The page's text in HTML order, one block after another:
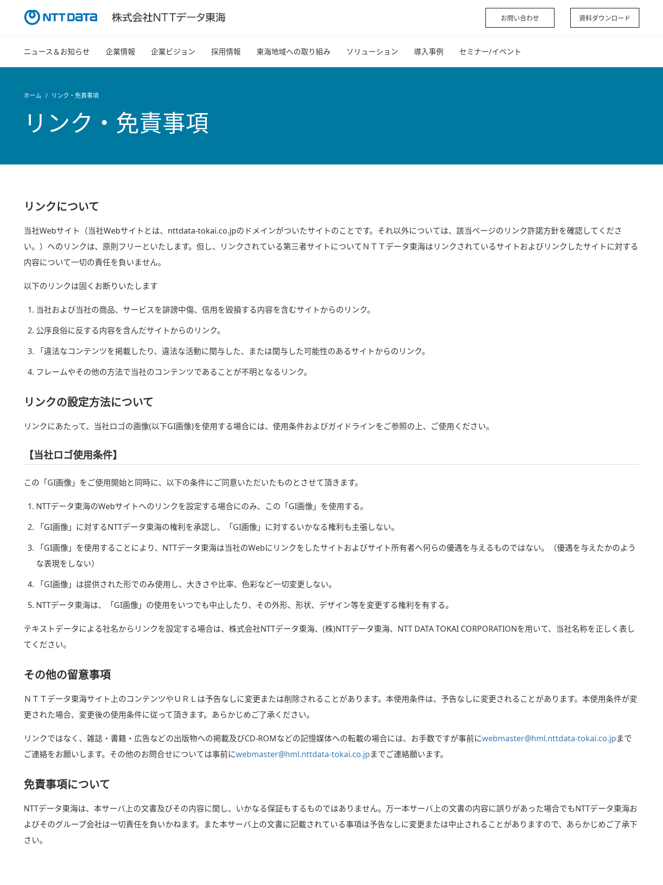
お問い合わせ 資料ダウンロード
ニュース＆お知らせ 企業情報 企業ビジョン 採用情報 東海地域への取り組み ソリューション 導入事例 セミナー/イベント
ホーム リンク・免責事項
リンク・免責事項
リンクについて
当社Webサイト（当社Webサイトとは、nttdata-tokai.co.jpのドメインがついたサイトのことです。それ以外については、該当ページのリンク許諾方針を確認してくださ
い。）へのリンクは、原則フリーといたします。但し、リンクされている第三者サイトについてＮＴＴデータ東海はリンクされているサイトおよびリンクしたサイトに対する
内容について一切の責任を負いません。
以下のリンクは固くお断りいたします
当社および当社の商品、サービスを誹謗中傷、信用を毀損する内容を含むサイトからのリンク。
公序良俗に反する内容を含んだサイトからのリンク。
「違法なコンテンツを掲載したり、違法な活動に関与した、または関与した可能性のあるサイトからのリンク。
フレームやその他の方法で当社のコンテンツであることが不明となるリンク。
リンクの設定方法について
リンクにあたって、当社ロゴの画像(以下GI画像)を使用する場合には、使用条件およびガイドラインをご参照の上、ご使用ください。
【当社ロゴ使用条件】
この「GI画像」をご使用開始と同時に、以下の条件にご同意いただいたものとさせて頂きます。
NTTデータ東海のWebサイトへのリンクを設定する場合にのみ、この「GI画像」を使用する。
「GI画像」に対するNTTデータ東海の権利を承認し、「GI画像」に対するいかなる権利も主張しない。
「GI画像」を使用することにより、NTTデータ東海は当社のWebにリンクをしたサイトおよびサイト所有者へ何らの優遇を与えるものではない。（優遇を与えたかのよう
な表現をしない）
「GI画像」は提供された形でのみ使用し、大きさや比率、色彩など一切変更しない。
NTTデータ東海は、「GI画像」の使用をいつでも中止したり、その外形、形状、デザイン等を変更する権利を有する。
テキストデータによる社名からリンクを設定する場合は、株式会社NTTデータ東海、(株)NTTデータ東海、NTT DATA TOKAI CORPORATIONを用いて、当社名称を正しく表し
てください。
その他の留意事項
ＮＴＴデータ東海サイト上のコンテンツやＵＲＬは予告なしに変更または削除されることがあります。本使用条件は、予告なしに変更されることがあります。本使用条件が変
更された場合、変更後の使用条件に従って頂きます。あらかじめご了承ください。
リンクではなく、雑誌・書籍・広告などの出版物への掲載及びCD-ROMなどの記憶媒体への転載の場合には、お手数ですが事前にwebmaster@hml.nttdata-tokai.co.jpまで
ご連絡をお願いします。その他のお問合せについては事前にwebmaster@hml.nttdata-tokai.co.jpまでご連絡願います。
免責事項について
NTTデータ東海は、本サーバ上の文書及びその内容に関し、いかなる保証もするものではありません。万一本サーバ上の文書の内容に誤りがあった場合でもNTTデータ東海お
よびそのグループ会社は一切責任を負いかねます。また本サーバ上の文書に記載されている事項は予告なしに変更または中止されることがありますので、あらかじめご了承下
さい。